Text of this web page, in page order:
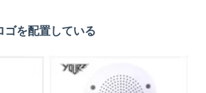
を配置している